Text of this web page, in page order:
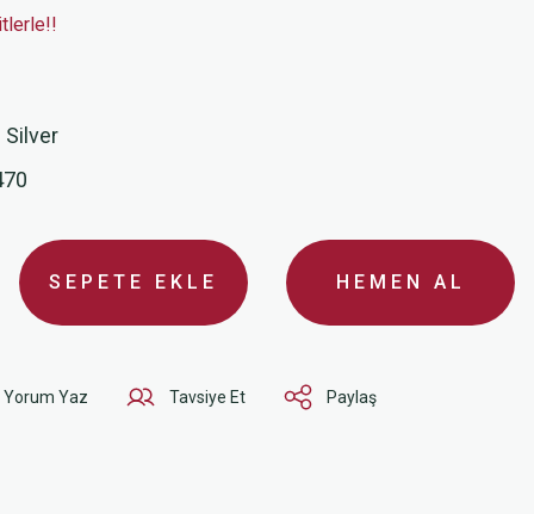
Silver
SEPETE EKLE HEMEN AL
Yorum Yaz Tavsiye Et Paylaş